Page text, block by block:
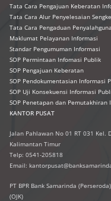
Tata Cara Pengajuan Keberatan
Tata Cara Alur Penyelesaian
Tata Cara Pengaduan
Maklumat Pelayanan Informasi
Standar Pengumuman Informasi
SOP Permintaan Infomasi Publik
SOP Pengajuan Keberatan
SOP Pendokumentasian Informasi
SOP Uji Konsekuensi Informasi
SOP Penetapan dan Pemutakhiran
KANTOR PUSAT
Jalan Pahlawan No 01 RT 031 Kel.
Kalimantan Timur
Telp: 0541-205818
Email:
PT BPR Bank Samarinda
(OJK)